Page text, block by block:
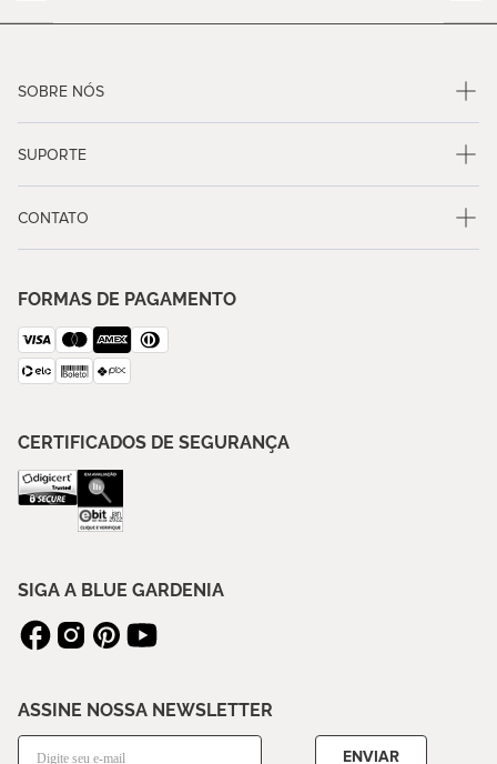
SOBRE NÓS
SUPORTE
CONTATO
FORMAS DE PAGAMENTO
CERTIFICADOS DE SEGURANÇA
SIGA A BLUE GARDENIA
ASSINE NOSSA NEWSLETTER
ENVIAR